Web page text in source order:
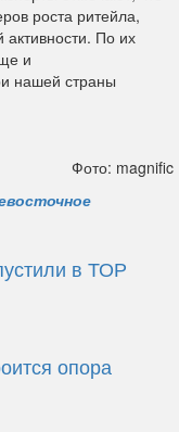
роста ритейла,
По их
и
нашей страны
Фото: magnific
в ТОР
опора